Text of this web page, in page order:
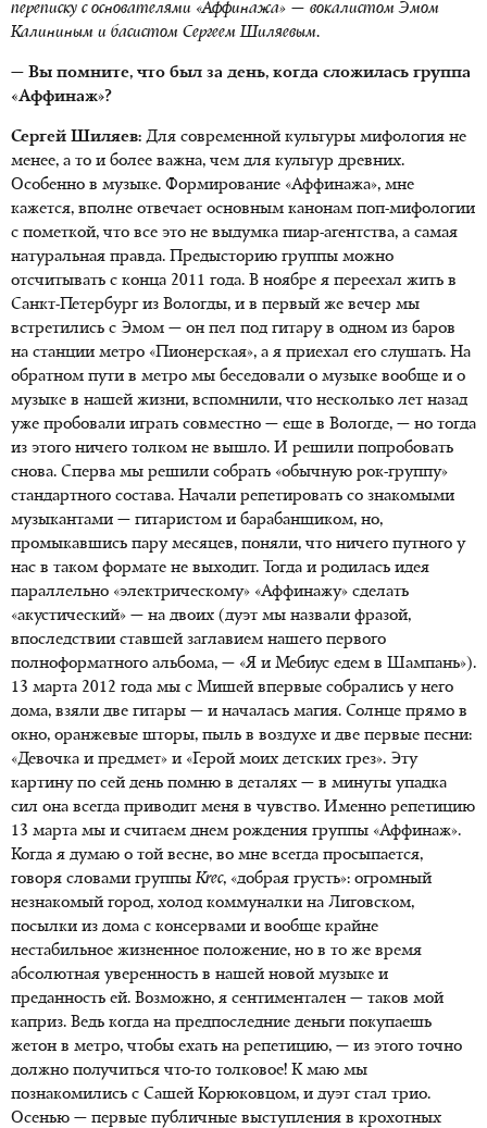
переписку с основателями «Аффинажа» — вокалистом Эмом
Калининым и басистом Сергеем Шиляевым.
— Вы помните, что был за день, когда сложилась группа
«Аффинаж»?
Сергей Шиляев: Для современной культуры мифология не
менее, а то и более важна, чем для культур древних.
Особенно в музыке. Формирование «Аффинажа», мне
кажется, вполне отвечает основным канонам поп-мифологии
с пометкой, что все это не выдумка пиар-агентства, а самая
натуральная правда. Предысторию группы можно
отсчитывать с конца 2011 года. В ноябре я переехал жить в
Санкт-Петербург из Вологды, и в первый же вечер мы
встретились с Эмом — он пел под гитару в одном из баров
на станции метро «Пионерская», а я приехал его слушать. На
обратном пути в метро мы беседовали о музыке вообще и о
музыке в нашей жизни, вспомнили, что несколько лет назад
уже пробовали играть совместно — еще в Вологде, — но тогда
из этого ничего толком не вышло. И решили попробовать
снова. Сперва мы решили собрать «обычную рок-группу»
стандартного состава. Начали репетировать со знакомыми
музыкантами — гитаристом и барабанщиком, но,
промыкавшись пару месяцев, поняли, что ничего путного у
нас в таком формате не выходит. Тогда и родилась идея
параллельно «электрическому» «Аффинажу» сделать
«акустический» — на двоих (дуэт мы назвали фразой,
впоследствии ставшей заглавием нашего первого
полноформатного альбома, — «Я и Мебиус едем в Шампань»).
13 марта 2012 года мы с Мишей впервые собрались у него
дома, взяли две гитары — и началась магия. Солнце прямо в
окно, оранжевые шторы, пыль в воздухе и две первые песни:
«Девочка и предмет» и «Герой моих детских грез». Эту
картину по сей день помню в деталях — в минуты упадка
сил она всегда приводит меня в чувство. Именно репетицию
13 марта мы и считаем днем рождения группы «Аффинаж».
Когда я думаю о той весне, во мне всегда просыпается,
говоря словами группыKrec, «добрая грусть»: огромный
незнакомый город, холод коммуналки на Лиговском,
посылки из дома с консервами и вообще крайне
нестабильное жизненное положение, но в то же время
абсолютная уверенность в нашей новой музыке и
преданность ей. Возможно, я сентиментален — таков мой
каприз. Ведь когда на предпоследние деньги покупаешь
жетон в метро, чтобы ехать на репетицию, — из этого точно
должно получиться что-то толковое! К маю мы
познакомились с Сашей Корюковцом, и дуэт стал трио.
Осенью — первые публичные выступления в крохотных